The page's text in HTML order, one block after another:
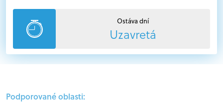
Ostáva dní
Uzavretá
Podporované oblasti: